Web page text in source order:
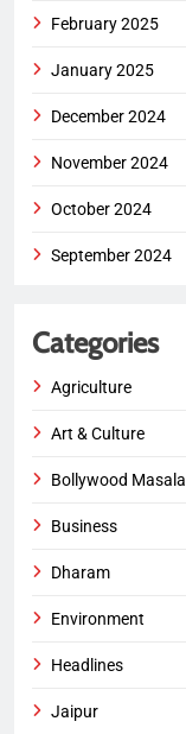
February 2025
January 2025
December 2024
November 2024
October 2024
September 2024
Categories
Agriculture
Art & Culture
Bollywood Masala
Business
Dharam
Environment
Headlines
Jaipur